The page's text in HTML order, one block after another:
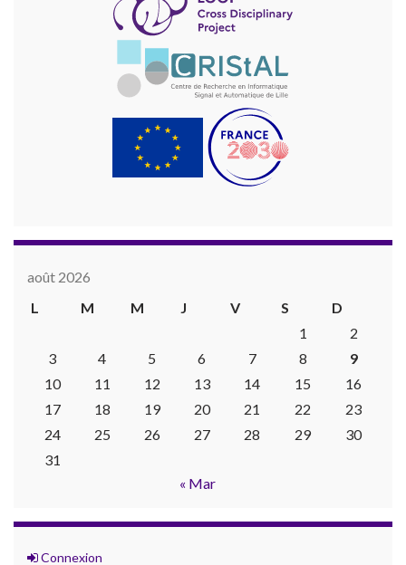
août 2026
L
M M J V S
D
1
2
3
4 5 6 7 8
9
10
11 12 13 14 15
16
17
18 19 20 21 22
23
24
25 26 27 28 29
30
31
« Mar
Connexion